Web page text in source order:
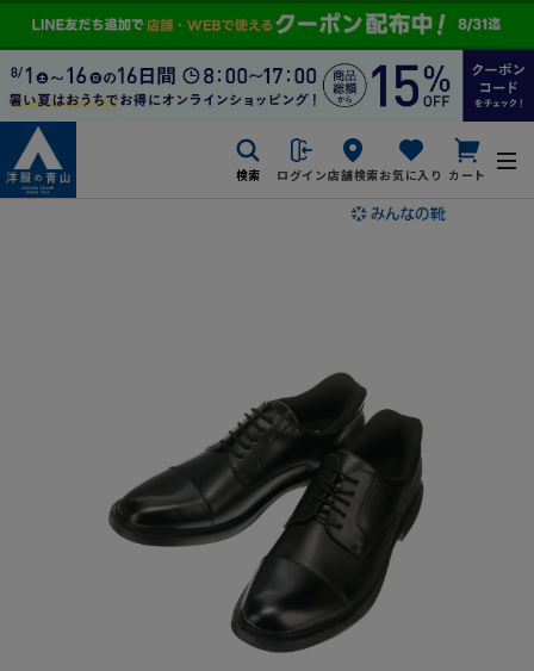
検索 ログイン店舗検索お気に入り カート